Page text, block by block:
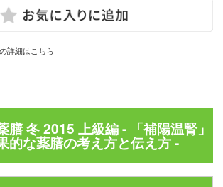
詳細はこちら
膳 冬 2015 上級編 - 「補陽温腎」
的な薬膳の考え方と伝え方 -